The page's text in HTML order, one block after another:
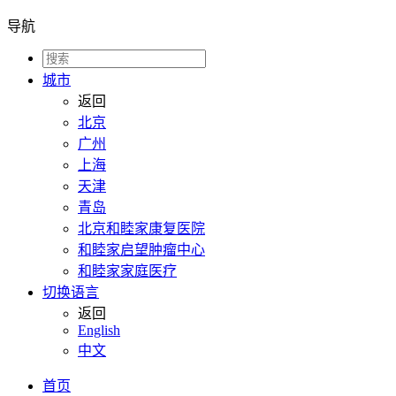
导航
城市
返回
北京
广州
上海
天津
青岛
北京和睦家康复医院
和睦家启望肿瘤中心
和睦家家庭医疗
切换语言
返回
English
中文
首页